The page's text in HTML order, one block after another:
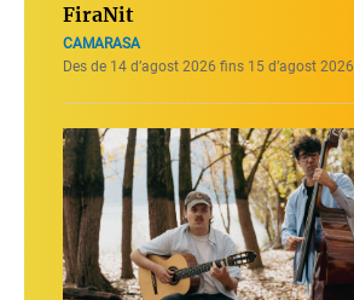
FiraNit
CAMARASA
Des de 14 d’agost 2026 fins 15 d’agost 2026